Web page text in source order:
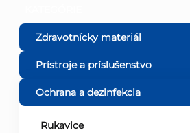
o
č
n
Zdravotnícky materiál
Prístroje a príslušenstvo
Ochrana a dezinfekcia
Rukavice